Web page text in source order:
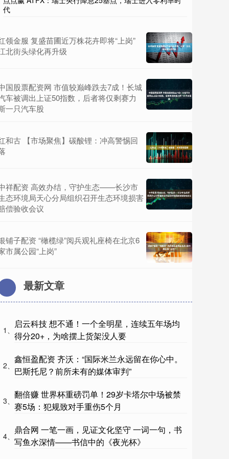
代
领金服 复盛苗圃近万株花卉即将“上岗”
北街头绿化再升级
国股票配资网 市值较巅峰跌去7成！长城
车被调出上证50指数，后者将仅剩赛力
一只汽车股
和古 【市场聚焦】碳酸锂：冲高警惕回
祥配资 高效办结，守护生态——长沙市
态环境局天心分局组织召开生态环境损害
偿验收会议
铺子配资 “橄榄绿”阅兵观礼座椅在北京6
市属公园“上岗”
最新文章
1、
启云科技 想不通！一个全明星，连续五年场均
得分20+，为啥摆上货架没人要
2、
鑫恒盈配资 齐沃：“国际米兰永远留在你心中。
巴斯托尼？前所未有的媒体审判”
3、
翻倍赚 世界杯重磅罚单！29岁卡塔尔中场被禁
赛5场：犯规致对手重伤5个月
4、
鼎合网 一笔一画，见证文化坚守 一词一句，书
写鱼水深情——书信中的《夜光杯》